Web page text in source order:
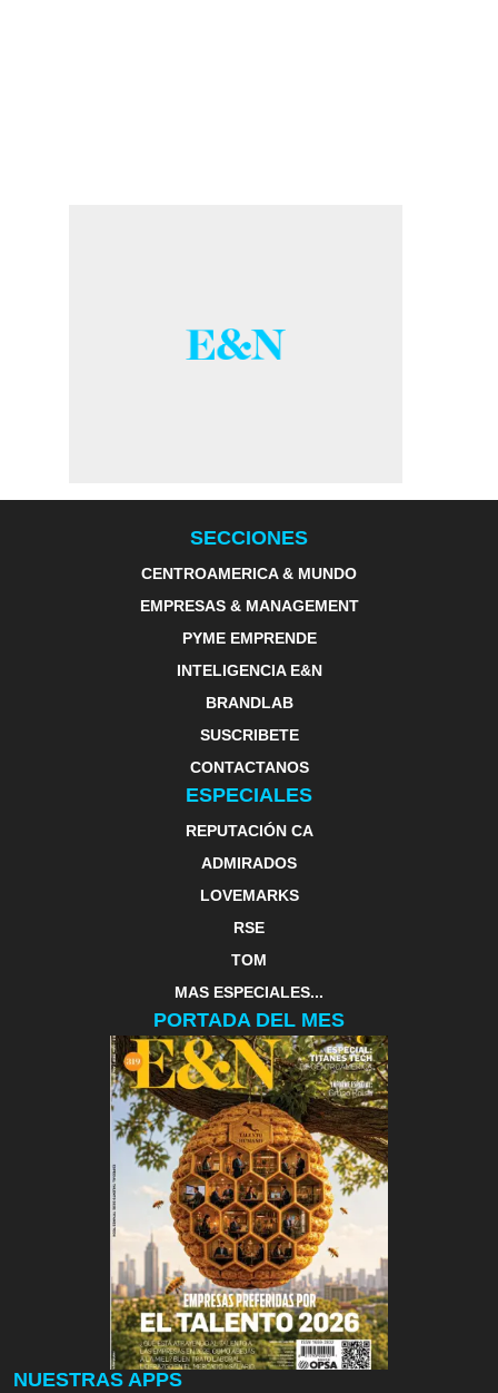
SECCIONES
CENTROAMERICA & MUNDO
EMPRESAS & MANAGEMENT
PYME EMPRENDE
INTELIGENCIA E&N
BRANDLAB
SUSCRIBETE
CONTACTANOS
ESPECIALES
REPUTACIÓN CA
ADMIRADOS
LOVEMARKS
RSE
TOM
MAS ESPECIALES...
PORTADA DEL MES
NUESTRAS APPS